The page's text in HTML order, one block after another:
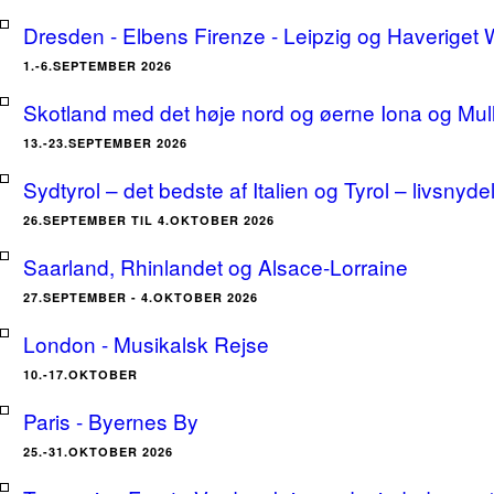
Dresden - Elbens Firenze - Leipzig og
1.-6.SEPTEMBER 2026
Skotland med det høje nord og øerne Iona og
13.-23.SEPTEMBER 2026
Sydtyrol – det bedste af Italien og Tyrol –
26.SEPTEMBER TIL 4.OKTOBER 2026
Saarland, Rhinlandet og Alsace-Lorraine
27.SEPTEMBER - 4.OKTOBER 2026
London - Musikalsk Rejse
10.-17.OKTOBER
Paris - Byernes By
25.-31.OKTOBER 2026